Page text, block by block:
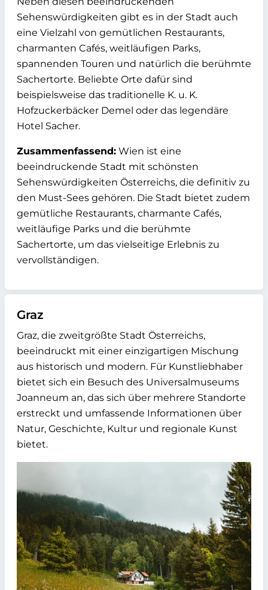
Sehenswürdigkeiten gibt es in der Stadt auch
eine Vielzahl von gemütlichen Restaurants,
charmanten Cafés, weitläufigen Parks,
spannenden Touren und natürlich die berühmte
Sachertorte. Beliebte Orte dafür sind
beispielsweise das traditionelle K. u. K.
Hofzuckerbäcker Demel oder das legendäre
Hotel Sacher.
Zusammenfassend: Wien ist eine
beeindruckende Stadt mit schönsten
Sehenswürdigkeiten Österreichs, die definitiv zu
den Must-Sees gehören. Die Stadt bietet zudem
gemütliche Restaurants, charmante Cafés,
weitläufige Parks und die berühmte
Sachertorte, um das vielseitige Erlebnis zu
vervollständigen.
Graz
Graz, die zweitgrößte Stadt Österreichs,
beeindruckt mit einer einzigartigen Mischung
aus historisch und modern. Für Kunstliebhaber
bietet sich ein Besuch des Universalmuseums
Joanneum an, das sich über mehrere Standorte
erstreckt und umfassende Informationen über
Natur, Geschichte, Kultur und regionale Kunst
bietet.